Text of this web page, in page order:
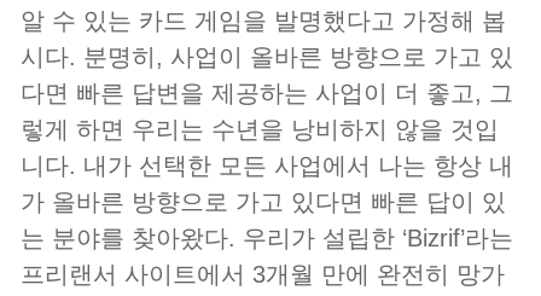
알 수 있는 카드 게임을 발명했다고 가정해 봅
시다. 분명히, 사업이 올바른 방향으로 가고 있
다면 빠른 답변을 제공하는 사업이 더 좋고, 그
렇게 하면 우리는 수년을 낭비하지 않을 것입
니다. 내가 선택한 모든 사업에서 나는 항상 내
가 올바른 방향으로 가고 있다면 빠른 답이 있
는 분야를 찾아왔다. 우리가 설립한 ‘Bizrif’라는
프리랜서 사이트에서 3개월 만에 완전히 망가